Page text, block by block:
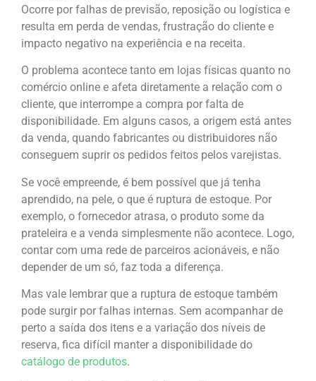
Ocorre por falhas de previsão, reposição ou logística e
resulta em perda de vendas, frustração do cliente e
impacto negativo na experiência e na receita.
O problema acontece tanto em lojas físicas quanto no
comércio online e afeta diretamente a relação com o
cliente, que interrompe a compra por falta de
disponibilidade. Em alguns casos, a origem está antes
da venda, quando fabricantes ou distribuidores não
conseguem suprir os pedidos feitos pelos varejistas.
Se você empreende, é bem possível que já tenha
aprendido, na pele, o que é ruptura de estoque. Por
exemplo, o fornecedor atrasa, o produto some da
prateleira e a venda simplesmente não acontece. Logo,
contar com uma rede de parceiros acionáveis, e não
depender de um só, faz toda a diferença.
Mas vale lembrar que a ruptura de estoque também
pode surgir por falhas internas. Sem acompanhar de
perto a saída dos itens e a variação dos níveis de
reserva, fica difícil manter a disponibilidade do
catálogo de produtos.